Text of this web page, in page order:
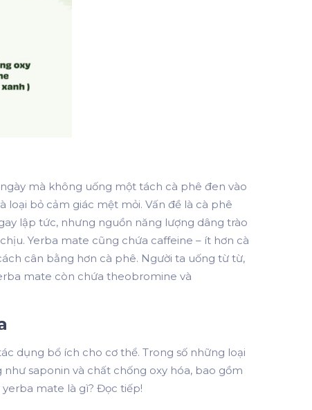
mà không uống một tách cà phê đen vào
loại bỏ cảm giác mệt mỏi. Vấn đề là cà phê
lập tức, nhưng nguồn năng lượng dâng trào
Yerba mate cũng chứa caffeine – ít hơn cà
cân bằng hơn cà phê. Người ta uống từ từ,
mate còn chứa theobromine và
dụng bổ ích cho cơ thể. Trong số những loại
như saponin và chất chống oxy hóa, bao gồm
yerba mate là gì? Đọc tiếp!